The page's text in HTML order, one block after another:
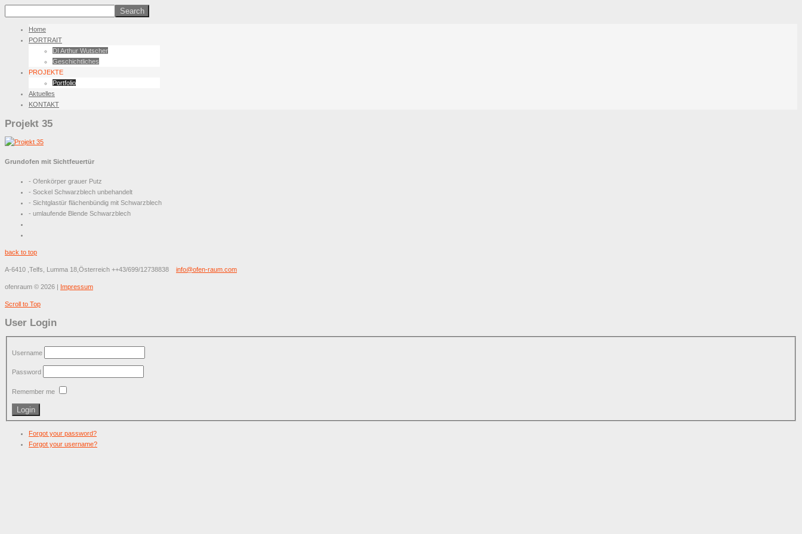
Home
PORTRAIT
DI Arthur Wutscher
Geschichtliches
PROJEKTE
Portfolio
Aktuelles
KONTAKT
Projekt 35
Grundofen mit Sichtfeuertür
- Ofenkörper grauer Putz
- Sockel Schwarzblech unbehandelt
- Sichtglastür flächenbündig mit Schwarzblech
- umlaufende Blende Schwarzblech
back to top
A-6410 ,Telfs, Lumma 18,Österreich ++43/699/12738838 info@ofen-raum.com
ofenraum © 2026 | Impressum
Scroll to Top
User Login
Username
Password
Remember me
Forgot your password?
Forgot your username?